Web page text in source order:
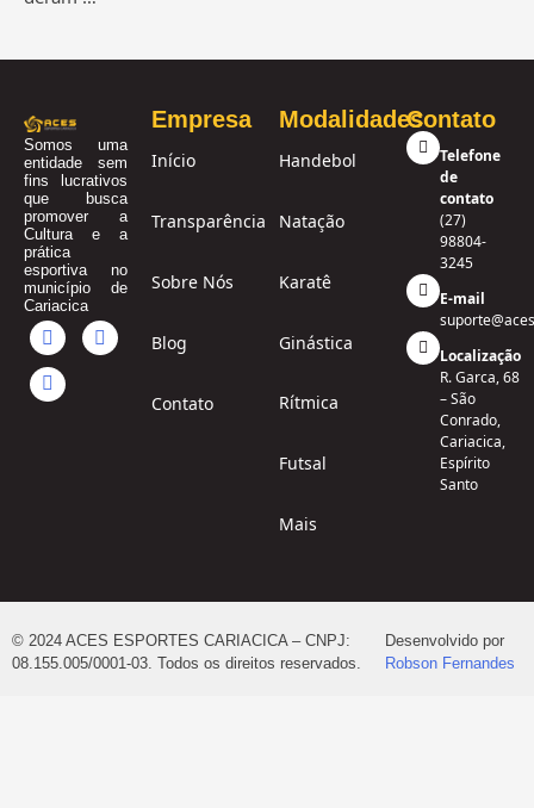
Somos uma
entidade sem
fins lucrativos
que busca
promover a
Cultura e a
prática
esportiva no
município de
Cariacica
Empresa
Início
Transparência
Sobre Nós
Blog
Contato
Modalidades
Handebol
Natação
Karatê
Ginástica
Rítmica
Futsal
Mais
Contato
Telefone
de
contato
(27)
98804-
3245
E-mail
Localização
R. Garca, 68
– São
Conrado,
Cariacica,
Espírito
Santo
© 2024 ACES ESPORTES CARIACICA – CNPJ:
08.155.005/0001-03. Todos os direitos reservados.
Desenvolvido por
Robson Fernandes